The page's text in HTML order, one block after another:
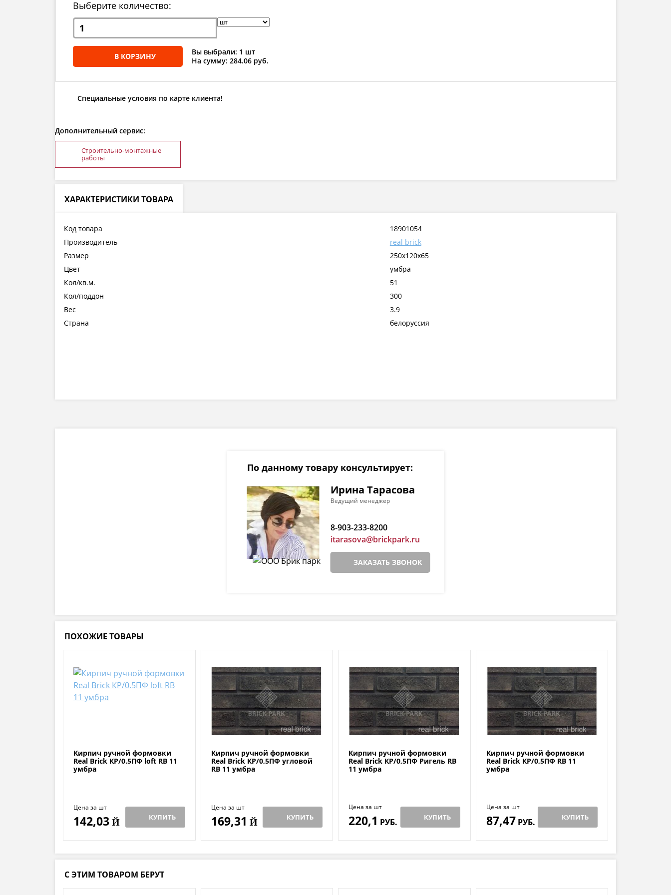
Выберите количество:
В КОРЗИНУ
Вы выбрали: 1 шт
На сумму: 284.06 руб.
Специальные условия по карте клиента!
Дополнительный сервис:
Строительно-монтажные
работы
ХАРАКТЕРИСТИКИ ТОВАРА
Код товара
18901054
Производитель
real brick
Размер
250х120х65
Цвет
умбра
Кол/кв.м.
51
Кол/поддон
300
Вес
3.9
Страна
белоруссия
По данному товару консультирует:
Ирина Тарасова
Ведущий менеджер
8-903-233-8200
itarasova@brickpark.ru
ЗАКАЗАТЬ ЗВОНОК
ПОХОЖИЕ ТОВАРЫ
Кирпич ручной формовки
Real Brick КР/0.5ПФ loft RB 11
умбра
Цена за шт
142,03 Й КУПИТЬ
Кирпич ручной формовки
Real Brick КР/0,5ПФ угловой
RB 11 умбра
Цена за шт
169,31 Й КУПИТЬ
Кирпич ручной формовки
Real Brick КР/0,5ПФ Ригель RB
11 умбра
Цена за шт
220,1 РУБ. КУПИТЬ
Кирпич ручной формовки
Real Brick КР/0,5ПФ RB 11
умбра
Цена за шт
87,47 РУБ. КУПИТЬ
С ЭТИМ ТОВАРОМ БЕРУТ